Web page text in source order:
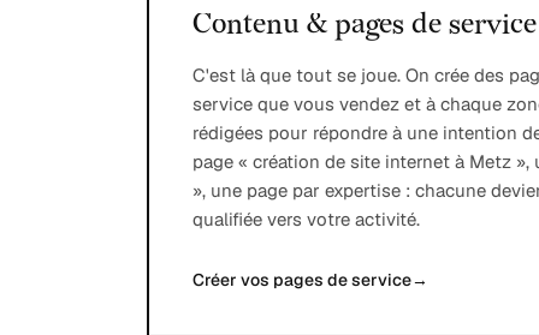
Contenu & pages de service
C'est là que tout se joue. On crée des
service que vous vendez et à chaque
rédigées pour répondre à une intention
page « création de site internet à Metz »,
», une page par expertise : chacune
qualifiée vers votre activité.
Créer vos pages de service→